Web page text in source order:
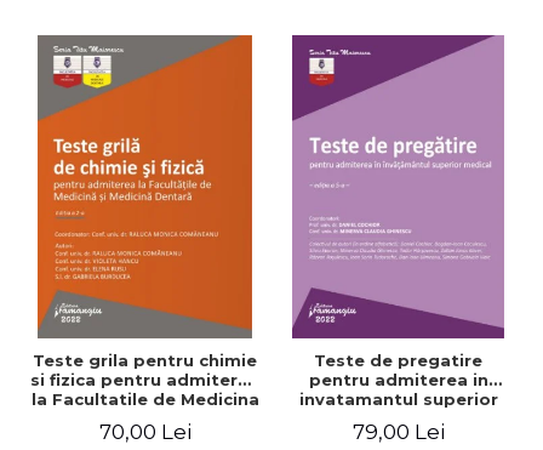
Teste grila pentru chimie
si fizica pentru admiterea
la Facultatile de Medicina
si Medicina Dentara.
Editia a II-a - Raluca
70,00 Lei
Teste de pregatire
pentru admiterea in
invatamantul superior
medical. Editia a V-a -
Daniel Cochior, Minerva
79,00 Lei